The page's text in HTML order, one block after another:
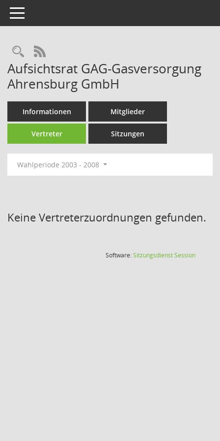
Toggle navigation
Rechercheauswahl
RSS-Feed
Aufsichtsrat GAG-Gasversorgung
Ahrensburg GmbH
Informationen Mitglieder
Vertreter Sitzungen
Wahlperiode 2003 - 2008
Keine Vertreterzuordnungen gefunden.
Software:SitzungsdienstSession(Wird in